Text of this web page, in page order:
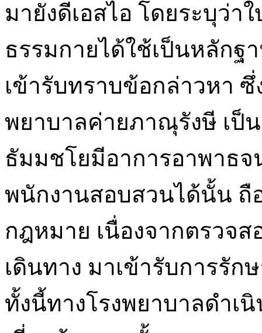
มายังดีเอสไอ โดยระบุว่า
ธรรมกายได้ใช้เป็นหลักฐ
เข้ารับทราบข้อกล่าวหา ซึ่
พยาบาลค่ายภาณุรังษี เป็
ธัมมชโยมีอาการอาพาธ
พนักงานสอบสวนได้นั้น ถื
กฎหมาย เนื่องจากตรวจ
เดินทาง มาเข้ารับการรัก
ทั้งนี้ทางโรงพยาบาลดำเ